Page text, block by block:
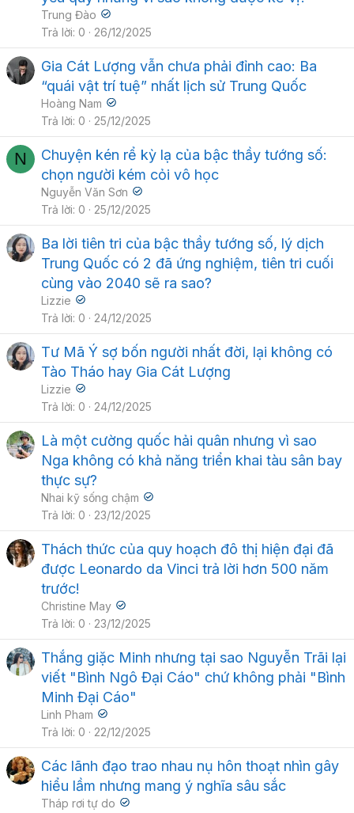
Trung Đào
Trả lời 0 26/12/2025
Gia Cát Lượng vẫn chưa phải đỉnh cao: Ba
“quái vật trí tuệ” nhất lịch sử Trung Quốc
Hoàng Nam
Trả lời 0 25/12/2025
N
Chuyện kén rể kỳ lạ của bậc thầy tướng số:
chọn người kém cỏi vô học
Nguyễn Văn Sơn
Trả lời 0 25/12/2025
Ba lời tiên tri của bậc thầy tướng số, lý dịch
Trung Quốc có 2 đã ứng nghiệm, tiên tri cuối
cùng vào 2040 sẽ ra sao?
Lizzie
Trả lời 0 24/12/2025
Tư Mã Ý sợ bốn người nhất đời, lại không có
Tào Tháo hay Gia Cát Lượng
Lizzie
Trả lời 0 24/12/2025
Là một cường quốc hải quân nhưng vì sao
Nga không có khả năng triển khai tàu sân bay
thực sự?
Nhai kỹ sống chậm
Trả lời 0 23/12/2025
Thách thức của quy hoạch đô thị hiện đại đã
được Leonardo da Vinci trả lời hơn 500 năm
trước!
Christine May
Trả lời 0 23/12/2025
Thắng giặc Minh nhưng tại sao Nguyễn Trãi lại
viết "Bình Ngô Đại Cáo" chứ không phải "Bình
Minh Đại Cáo"
Linh Pham
Trả lời 0 22/12/2025
Các lãnh đạo trao nhau nụ hôn thoạt nhìn gây
hiểu lầm nhưng mang ý nghĩa sâu sắc
Tháp rơi tự do